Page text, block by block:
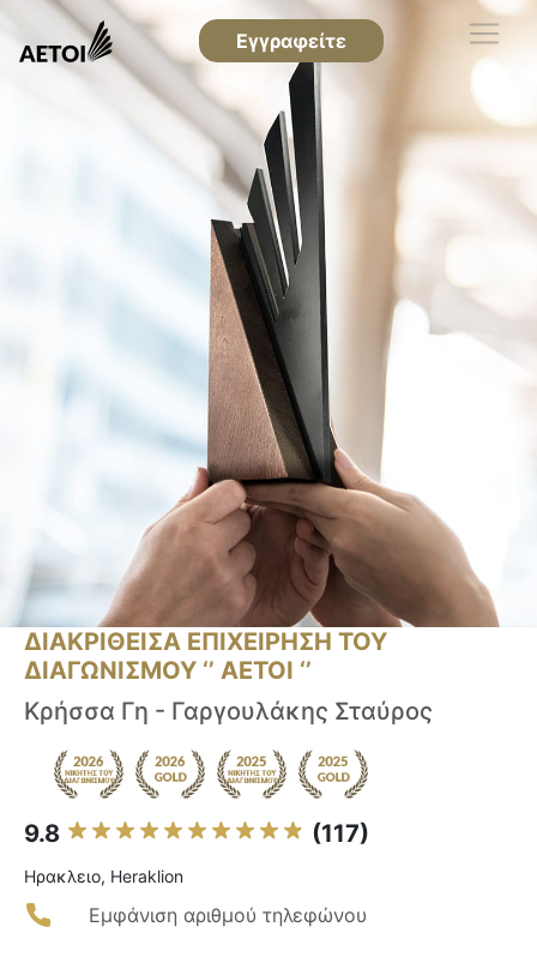
Εγγραφείτε
ΔΙΑΚΡΙΘΕΙΣΑ ΕΠΙΧΕΙΡΗΣΗ ΤΟΥ
ΔΙΑΓΩΝΙΣΜΟΥ ‘’ ΑΕΤΟΙ ‘’
Κρήσσα Γη - Γαργουλάκης Σταύρος
9.8 (117)
Ηρακλειο, Heraklion
Εμφάνιση αριθμού τηλεφώνου